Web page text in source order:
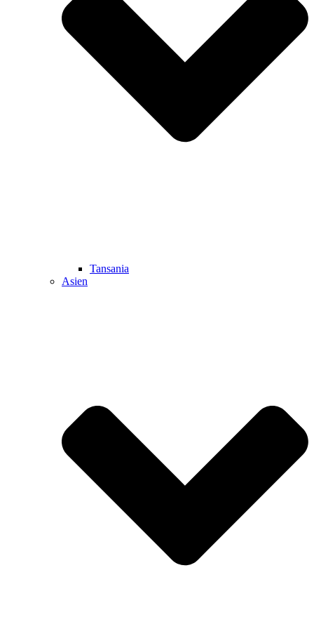
Tansania
Asien